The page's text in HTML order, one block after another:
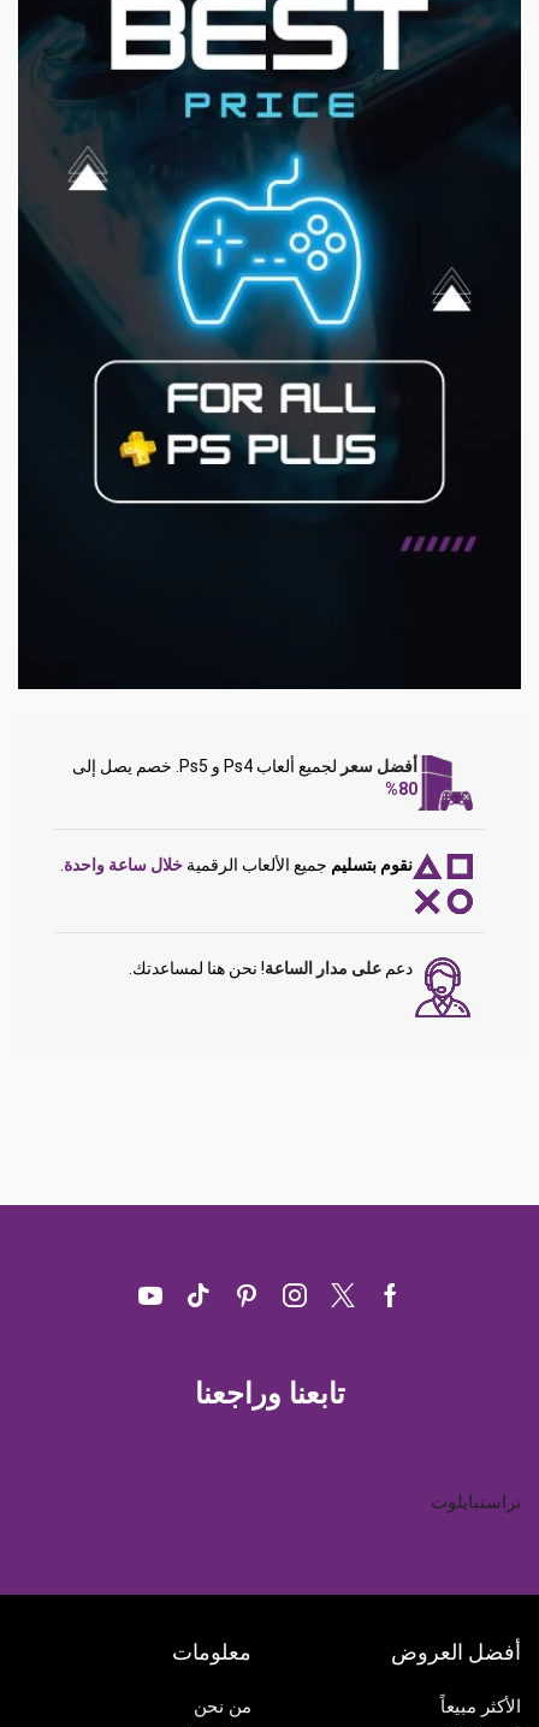
أفضل سعر لجميع ألعاب Ps4 و Ps5. خصم يصل إلى
80%
نقوم بتسليم جميع الألعاب الرقمية خلال ساعة واحدة
دعم على مدار الساعة! نحن هنا لمساعدتك.
Facebook
Twitter
Instagram
Pinterest
Tik-
Youtube
تابعنا وراجعنا
تراستبايلوت
معلومات
من نحن
أفضل العروض
الأكثر مبيعاً